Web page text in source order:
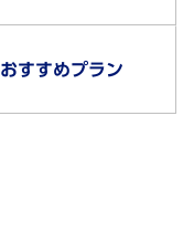
おすすめプラン